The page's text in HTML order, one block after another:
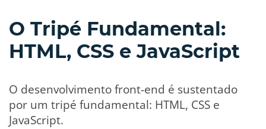
O Tripé Fundamental:
HTML, CSS e JavaScript
O desenvolvimento front-end é sustentado
por um tripé fundamental: HTML, CSS e
JavaScript.